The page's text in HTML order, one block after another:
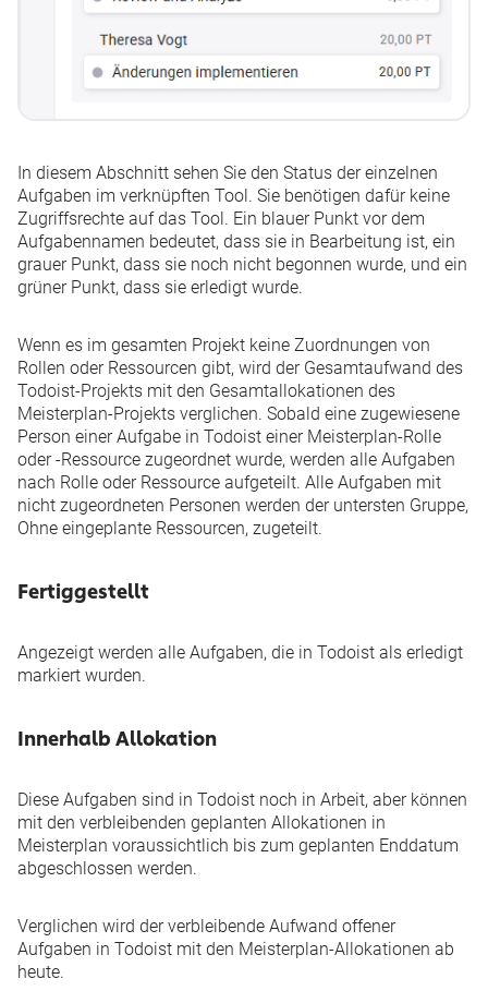
In diesem Abschnitt sehen Sie den Status der einzelnen
Aufgaben im verknüpften Tool. Sie benötigen dafür keine
Zugriffsrechte auf das Tool. Ein blauer Punkt vor dem
Aufgabennamen bedeutet, dass sie in Bearbeitung ist, ein
grauer Punkt, dass sie noch nicht begonnen wurde, und ein
grüner Punkt, dass sie erledigt wurde.
Wenn es im gesamten Projekt keine Zuordnungen von
Rollen oder Ressourcen gibt, wird der Gesamtaufwand des
Todoist-Projekts mit den Gesamtallokationen des
Meisterplan-Projekts verglichen. Sobald eine zugewiesene
Person einer Aufgabe in Todoist einer Meisterplan-Rolle
oder -Ressource zugeordnet wurde, werden alle Aufgaben
nach Rolle oder Ressource aufgeteilt. Alle Aufgaben mit
nicht zugeordneten Personen werden der untersten Gruppe,
Ohne eingeplante Ressourcen, zugeteilt.
Fertiggestellt
Angezeigt werden alle Aufgaben, die in Todoist als erledigt
markiert wurden.
Innerhalb Allokation
Diese Aufgaben sind in Todoist noch in Arbeit, aber können
mit den verbleibenden geplanten Allokationen in
Meisterplan voraussichtlich bis zum geplanten Enddatum
abgeschlossen werden.
Verglichen wird der verbleibende Aufwand offener
Aufgaben in Todoist mit den Meisterplan-Allokationen ab
heute.